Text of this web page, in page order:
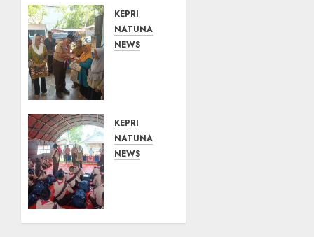
KEPRI
NATUNA
NEWS
Bersama
Group
Hadir
KEPRI
NATUNA
NEWS